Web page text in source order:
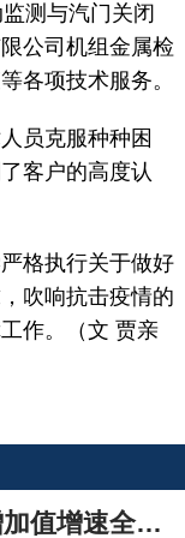
测与汽门关闭
公司机组金属检
各项技术服务。
员克服种种困
客户的高度认
格执行关于做好
吹响抗击疫情的
作。（文 贾亲
鹤壁市2019年高新技术产业增加值增速全省第一